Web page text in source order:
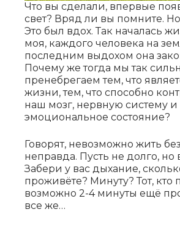
Что вы сделали, впервые
свет? Вряд ли вы помните.
Это был вдох. Так началась
моя, каждого человека на
последним выдохом она
Почему же тогда мы так
пренебрегаем тем, что
жизни, тем, что способно
наш мозг, нервную систему и
эмоциональное состояние?
Говорят, невозможно жить
неправда. Пусть не долго, но
Забери у вас дыхание,
проживёте? Минуту? Тот, кто
возможно 2-4 минуты ещё
все же…